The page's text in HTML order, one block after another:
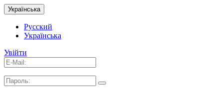
Українська
Русский
Українська
Увійти